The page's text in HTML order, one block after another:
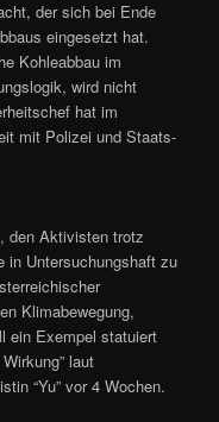
der sich bei Ende
eingesetzt hat.
Kohleabbau im
wird nicht
hat im
mit Polizei und Staats-
den Aktivisten trotz
in Untersuchungshaft zu
Klimabewegung,
ein Exempel statuiert
laut
“Yu” vor 4 Wochen.